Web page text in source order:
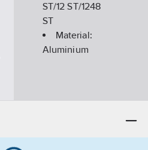
ST/12 ST/1248
ST
Material:
Aluminium